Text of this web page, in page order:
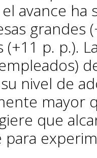
avance
grandes
(+11 p. p.).
nivel de
mayor
que
para